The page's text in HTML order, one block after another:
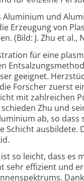
Aluminium und
Er­zeugung von
(Bild: J. Zhu et al.,
für eine
geeignet.
Forscher zuerst
mit zahl­reichen
Zhu und
ab, so
Schicht
so leicht, dass es
sehr effi­zient und